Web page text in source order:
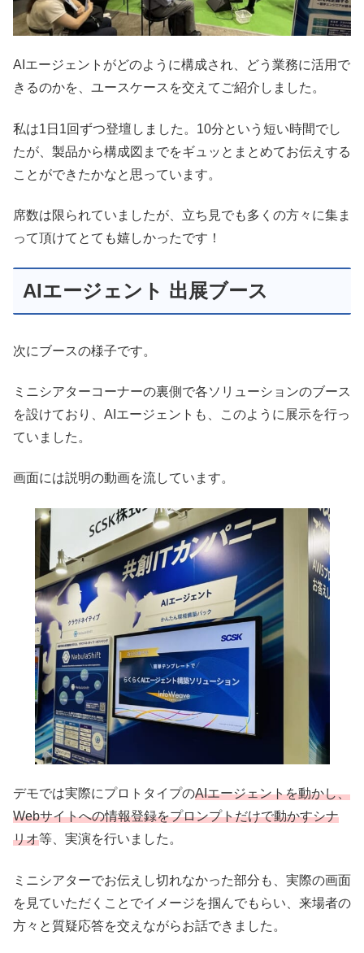
AIエージェントがどのように構成され、どう業務に活用で
きるのかを、ユースケースを交えてご紹介しました。
私は1日1回ずつ登壇しました。10分という短い時間でし
たが、製品から構成図までをギュッとまとめてお伝えする
ことができたかなと思っています。
席数は限られていましたが、立ち見でも多くの方々に集ま
って頂けてとても嬉しかったです！
AIエージェント 出展ブース
次にブースの様子です。
ミニシアターコーナーの裏側で各ソリューションのブース
を設けており、AIエージェントも、このように展示を行っ
ていました。
画面には説明の動画を流しています。
デモでは実際にプロトタイプのAIエージェントを動かし、
Webサイトへの情報登録をプロンプトだけで動かすシナ
リオ等、実演を行いました。
ミニシアターでお伝えし切れなかった部分も、実際の画面
を見ていただくことでイメージを掴んでもらい、来場者の
方々と質疑応答を交えながらお話できました。